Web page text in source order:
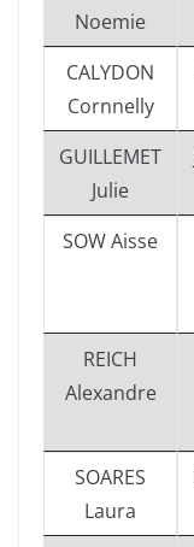
Noemie
CALYDON
Cornnelly
GUILLEMET
Julie
SOW Aisse
REICH
Alexandre
SOARES
Laura